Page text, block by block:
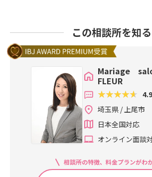
この相談所を知る
Mariage
FLEUR
4.9
埼玉県 / 上尾市
日本全国対応
オンライン面談
相談所の特徴、料金プランがわ